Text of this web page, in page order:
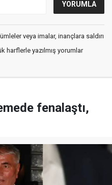
veya imalar, inançlara saldırı
harflerle yazılmış yorumlar
fenalaştı,